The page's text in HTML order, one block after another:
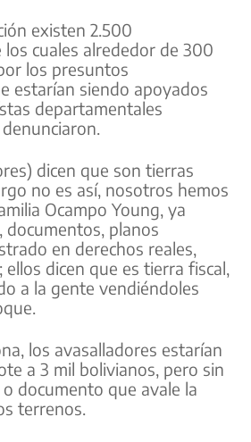
existen 2.500
los cuales alrededor de 300
los presuntos
estarían siendo apoyados
departamentales
dicen que son tierras
no es así, nosotros hemos
Ocampo Young, ya
documentos, planos
en derechos reales,
dicen que es tierra fiscal,
a la gente vendiéndoles
los avasalladores estarían
a 3 mil bolivianos, pero sin
documento que avale la
terrenos.